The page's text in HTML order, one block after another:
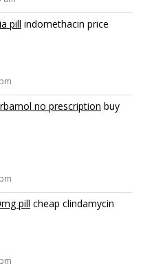
pill indomethacin price
no prescription buy
pill cheap clindamycin